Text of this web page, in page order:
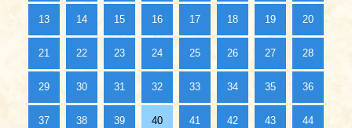
13 14 15 16 17 18 19 20
21 22 23 24 25 26 27 28
29 30 31 32 33 34 35 36
37 38 39 40 41 42 43 44